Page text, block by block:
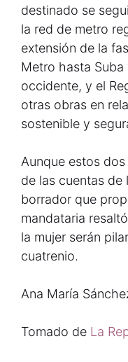
destinado se
la red de metro
extensión de la
Metro hasta
occidente, y el
otras obras en
sostenible y
Aunque estos
de las cuentas de
borrador que
mandataria
la mujer serán
cuatrenio.
Ana María
Tomado de La